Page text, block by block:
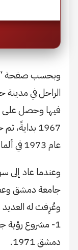
وبحسب صفحة
فيها وحصل على
1967
عام 1973 في ألمانيا أيضًا.
وعندما عاد إلى
جامعة دمشق
وعُرِفت له
1- مشروع رؤية
دمشق 1971.